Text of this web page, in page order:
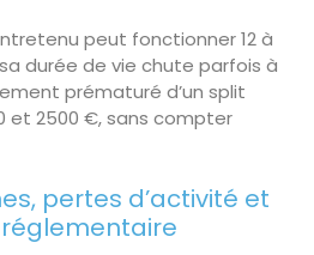
peut fonctionner 12 à
durée de vie chute parfois à
prématuré d’un split
et 2500 €, sans compter
pertes d’activité et